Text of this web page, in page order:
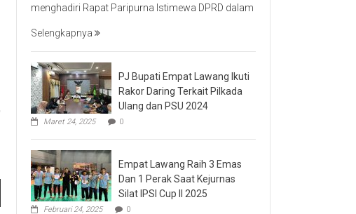
menghadiri Rapat Paripurna Istimewa DPRD dalam
Selengkapnya
PJ Bupati Empat Lawang Ikuti
Rakor Daring Terkait Pilkada
Ulang dan PSU 2024
Maret 24, 2025 0
Empat Lawang Raih 3 Emas
Dan 1 Perak Saat Kejurnas
Silat IPSI Cup II 2025
Februari 24, 2025 0